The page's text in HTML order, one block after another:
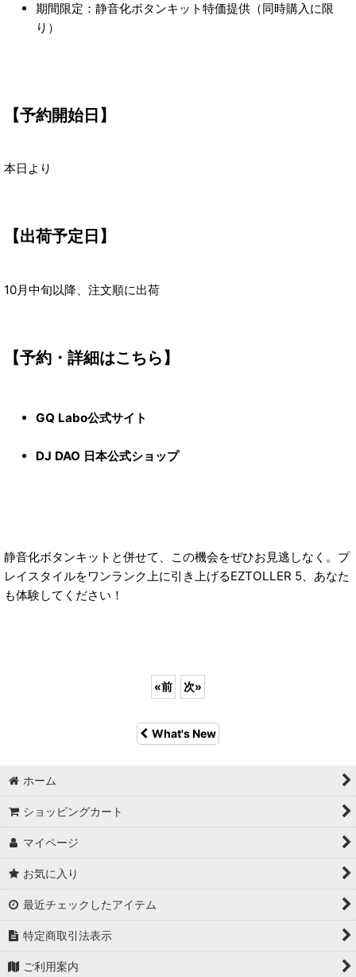
期間限定：静音化ボタンキット特価提供（同時購入に限
り）
【予約開始日】
本日より
【出荷予定日】
10月中旬以降、注文順に出荷
【予約・詳細はこちら】
GQ Labo公式サイト
DJ DAO 日本公式ショップ
静音化ボタンキットと併せて、この機会をぜひお見逃しなく。プ
レイスタイルをワンランク上に引き上げるEZTOLLER 5、あなた
も体験してください！
«前 次»
What's New
ホーム
ショッピングカート
マイページ
お気に入り
最近チェックしたアイテム
特定商取引法表示
ご利用案内